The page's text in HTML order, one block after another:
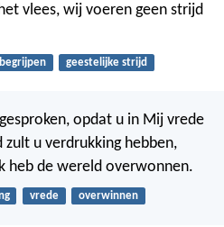
vlees, wij voeren geen strijd
begrijpen geestelijke strijd
opdat u in Mij vrede
u verdrukking hebben,
heb de wereld overwonnen.
vrede overwinnen